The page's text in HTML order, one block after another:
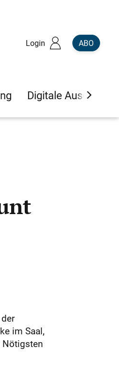
Login ABO
Digitale Ausgaben
im Saal,
Nötigsten